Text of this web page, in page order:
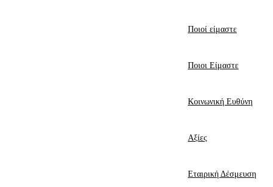
Ποιοί είμαστε
Ποιοι Είμαστε
Κοινωνική Ευθύνη
Αξίες
Εταιρική Δέσμευση